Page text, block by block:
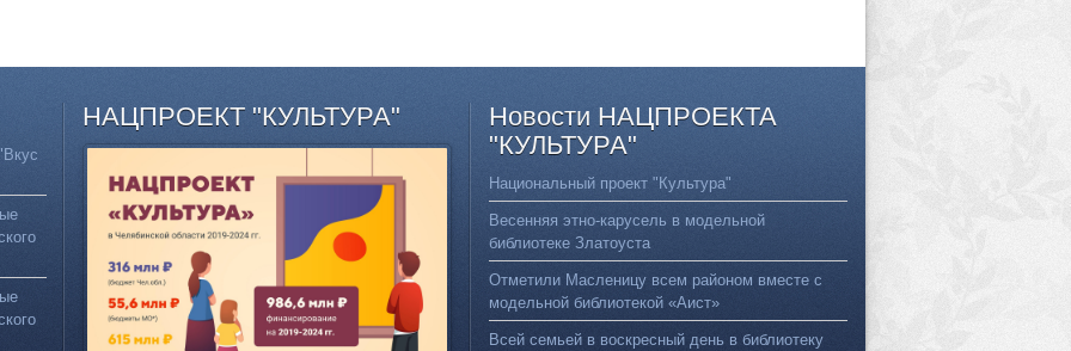
НАЦПРОЕКТ "КУЛЬТУРА" Новости НАЦПРОЕКТА
"КУЛЬТУРА"
Национальный проект "Культура"
Весенняя этно-карусель в модельной
библиотеке Златоуста
Отметили Масленицу всем районом вместе с
модельной библиотекой «Аист»
Всей семьей в воскресный день в библиотеку